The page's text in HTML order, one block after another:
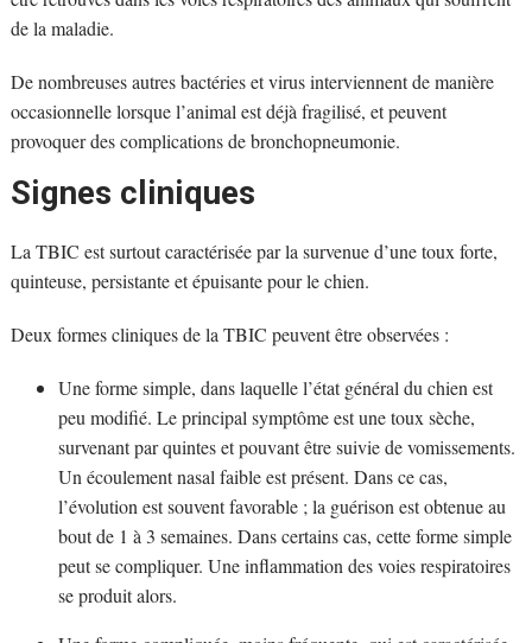
de la maladie.
De nombreuses autres bactéries et virus interviennent de manière
occasionnelle lorsque l’animal est déjà fragilisé, et peuvent
provoquer des complications de bronchopneumonie.
Signes cliniques
La TBIC est surtout caractérisée par la survenue d’une toux forte,
quinteuse, persistante et épuisante pour le chien.
Deux formes cliniques de la TBIC peuvent être observées :
Une forme simple, dans laquelle l’état général du chien est
peu modifié. Le principal symptôme est une toux sèche,
survenant par quintes et pouvant être suivie de vomissements.
Un écoulement nasal faible est présent. Dans ce cas,
l’évolution est souvent favorable ; la guérison est obtenue au
bout de 1 à 3 semaines. Dans certains cas, cette forme simple
peut se compliquer. Une inflammation des voies respiratoires
se produit alors.